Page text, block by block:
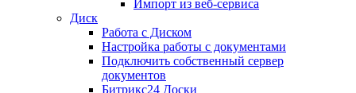
Импорт из веб-сервиса
Диск
Работа с Диском
Настройка работы с документами
Подключить собственный сервер
документов
Битрикс24 Доски